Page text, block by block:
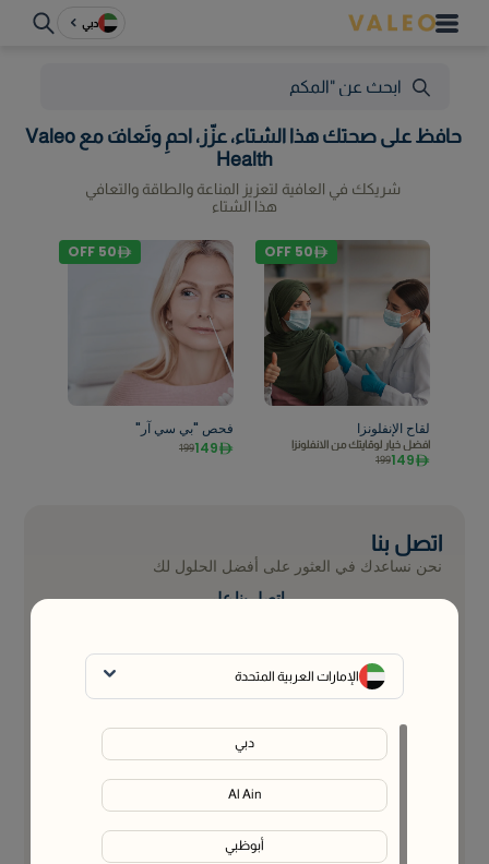
دبي
الإمارات العربية المتحدة
دبي
Al Ain
أبوظبي
شريكك في العافية لتعزيز المناعة والطاقة والتعافي
هذا الشتاء
حافظ على صحتك هذا الشتاء، عزّز، احمِ وتَعافَ مع Valeo
Health
لقاح الإنفلونزا
افضل خيار لوقايتك من الانفلونزا
149
199
50
OFF
فحص "بي سي آر"
149
199
50
OFF
اتصل بنا
نحن نساعدك في العثور على أفضل الحلول لك
اتصل بنا على
الاسم الكامل*
البريد الإلكتروني*
رقم الهاتف*